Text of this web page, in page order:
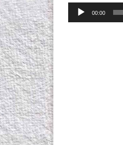
00:00